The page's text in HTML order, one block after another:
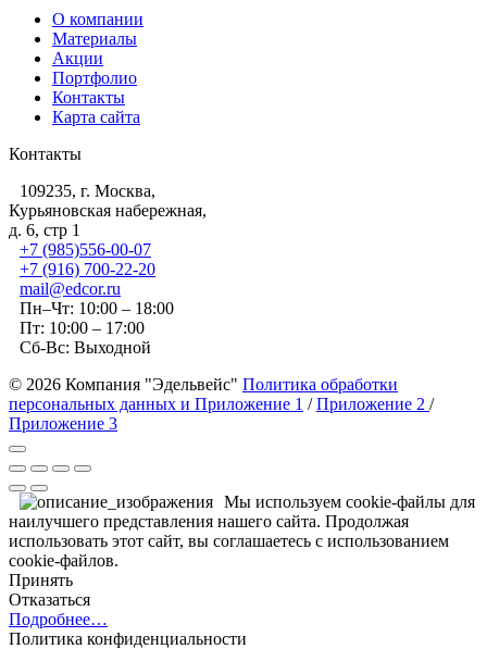
О компании
Материалы
Акции
Портфолио
Контакты
Карта сайта
Контакты
109235, г. Москва,
Курьяновская набережная,
д. 6, стр 1
+7 (985)556-00-07
+7 (916) 700-22-20
mail@edcor.ru
Пн–Чт: 10:00 – 18:00
Пт: 10:00 – 17:00
Сб-Вс: Выходной
© 2026 Компания "Эдельвейс" Политика обработки
персональных данных и Приложение 1 /Приложение 2 /
Приложение 3
Мы используем cookie-файлы для
наилучшего представления нашего сайта. Продолжая
использовать этот сайт, вы соглашаетесь с использованием
cookie-файлов.
Принять
Отказаться
Подробнее…
Политика конфиденциальности